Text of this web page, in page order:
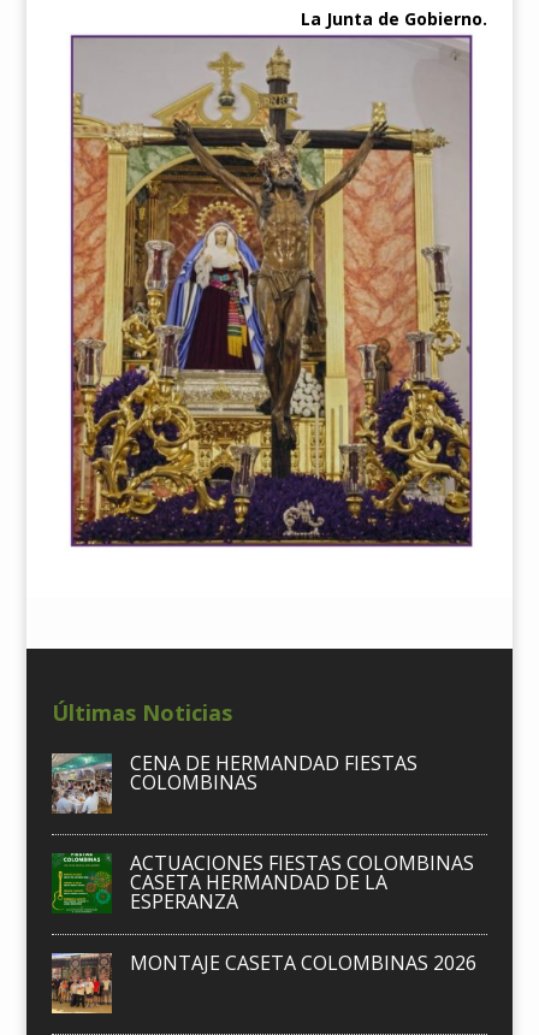
La Junta de Gobierno.
Últimas Noticias
CENA DE HERMANDAD FIESTAS
COLOMBINAS
ACTUACIONES FIESTAS COLOMBINAS
CASETA HERMANDAD DE LA
ESPERANZA
MONTAJE CASETA COLOMBINAS 2026